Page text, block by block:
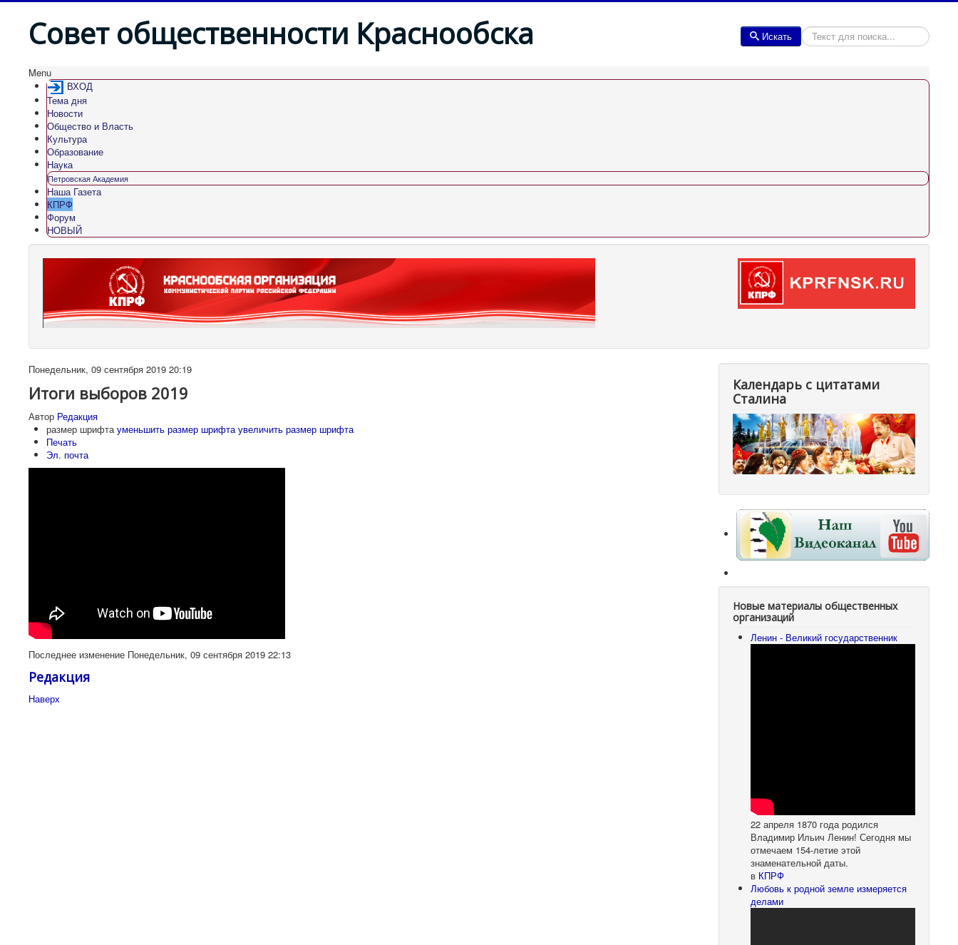
Совет общественности Краснообска Искать Искать
Menu
ВХОД
Тема дня
Новости
Общество и Власть
Культура
Образование
Наука
Петровская Академия
Наша Газета
КПРФ
Форум
НОВЫЙ
Понедельник, 09 сентября 2019 20:19
Итоги выборов 2019
Автор Редакция
размер шрифта уменьшить размер шрифта увеличить размер шрифта
Печать
Эл. почта
Последнее изменение Понедельник, 09 сентября 2019 22:13
Редакция
Наверх
Календарь с цитатами
Сталина
Новые материалы общественных
организаций
Ленин - Великий государственник
22 апреля 1870 года родился
Владимир Ильич Ленин! Сегодня мы
отмечаем 154-летие этой
знаменательной даты.
в КПРФ
Любовь к родной земле измеряется
делами